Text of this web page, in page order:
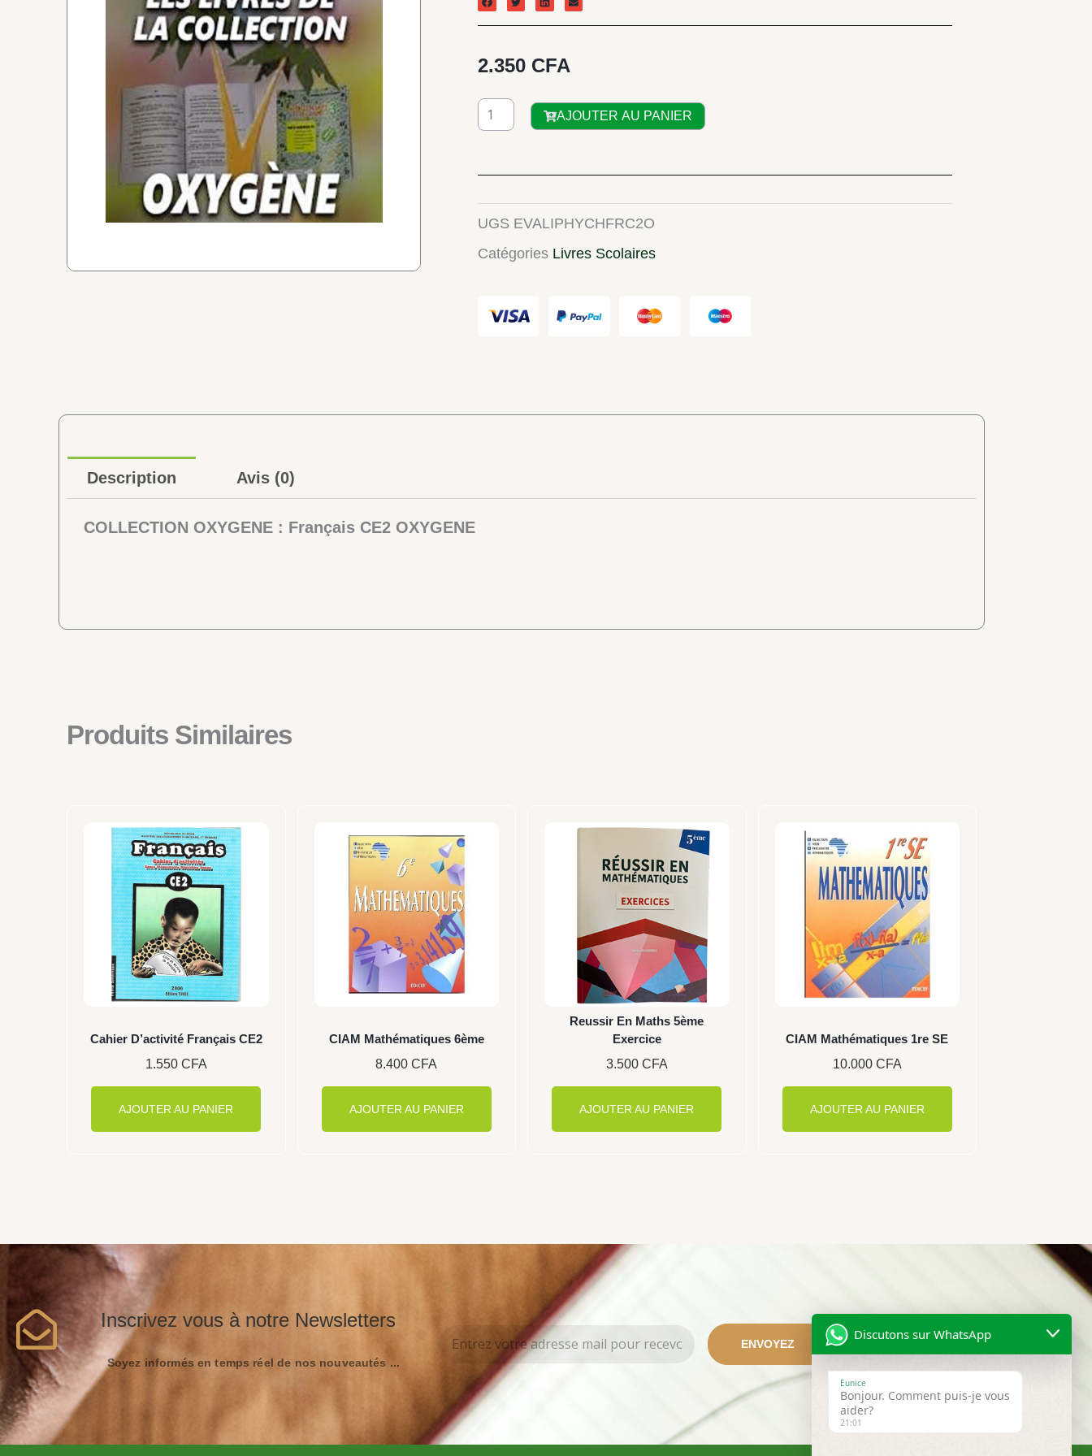
2.350 CFA
quantité
de
:
Français
CE2
AJOUTER AU PANIER
UGS EVALIPHYCHFRC2O
Catégories Livres Scolaires
Description Avis (0)
COLLECTION OXYGENE : Français CE2 OXYGENE
Produits Similaires
Cahier D’activité Français CE2
1.550 CFA
AJOUTER AU PANIER
CIAM Mathématiques 6ème
8.400CFA
AJOUTER AU PANIER
Reussir En Maths 5ème
Exercice
3.500 CFA
AJOUTER AU PANIER
CIAM Mathématiques 1re SE
10.000 CFA
AJOUTER AU PANIER
Inscrivez vous à notre Newsletters
Soyez informés en temps réel de nos nouveautés ...
ENVOYEZ
Discutons sur WhatsApp
Eunice
Bonjour. Comment puis-je vous
aider?
21:01